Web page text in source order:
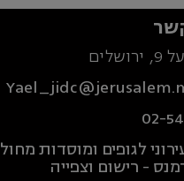
02-
לגופים ומוסדות מחול
- רישום וצפייה